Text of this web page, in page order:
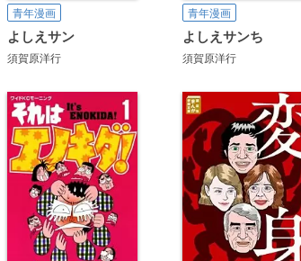
青年漫画
よしえサン
須賀原洋行
青年漫画
よしえサンち
須賀原洋行